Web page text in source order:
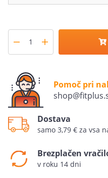
Pomoč pri
Dostava
samo 3,79 € za vsa
Brezplačen
v roku 14 dni